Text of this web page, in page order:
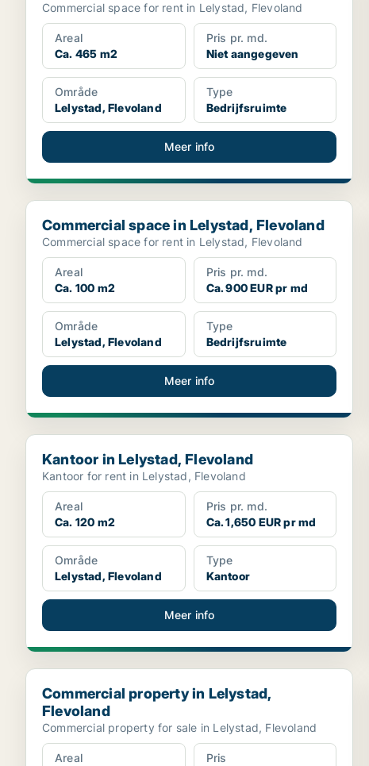
Commercial space for rent in Lelystad, Flevoland
Areal
Ca. 465 m2
Pris pr. md.
Niet aangegeven
Område
Lelystad, Flevoland
Type
Bedrijfsruimte
Meer info
Commercial space in Lelystad, Flevoland
Commercial space in Lelystad, Flevoland
Commercial space for rent in Lelystad, Flevoland
Areal
Ca. 100 m2
Pris pr. md.
Ca. 900 EUR pr md
Område
Lelystad, Flevoland
Type
Bedrijfsruimte
Meer info
Kantoor in Lelystad, Flevoland
Kantoor in Lelystad, Flevoland
Kantoor for rent in Lelystad, Flevoland
Areal
Ca. 120 m2
Pris pr. md.
Ca. 1,650 EUR pr md
Område
Lelystad, Flevoland
Type
Kantoor
Meer info
Commercial property in Lelystad, Flevoland
Commercial property in Lelystad,
Flevoland
Commercial property for sale in Lelystad, Flevoland
Areal
Pris